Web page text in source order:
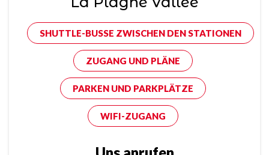
SHUTTLE-BUSSE ZWISCHEN DEN STATIONEN
ZUGANG UND PLÄNE
PARKEN UND PARKPLÄTZE
WIFI-ZUGANG